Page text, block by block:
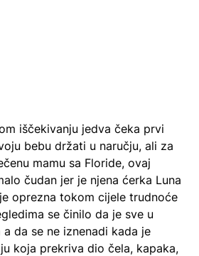
iščekivanju jedva čeka prvi
bebu držati u naručju, ali za
mamu sa Floride, ovaj
čudan jer je njena ćerka Luna
oprezna tokom cijele trudnoće
se činilo da je sve u
da se ne iznenadi kada je
koja prekriva dio čela, kapaka,